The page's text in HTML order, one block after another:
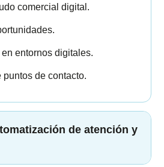
comercial digital.
entornos digitales.
puntos de contacto.
de atención y